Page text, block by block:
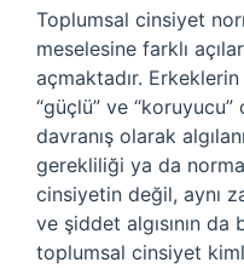
Toplumsal cinsiyet
meselesine farklı
açmaktadır.
“güçlü” ve
davranış olarak
gerekliliği ya da
cinsiyetin değil, aynı
ve şiddet algısının da
toplumsal cinsiyet